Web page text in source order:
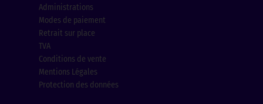
Administrations
Modes de paiement
Retrait sur place
TVA
Conditions de vente
Mentions Légales
Protection des données